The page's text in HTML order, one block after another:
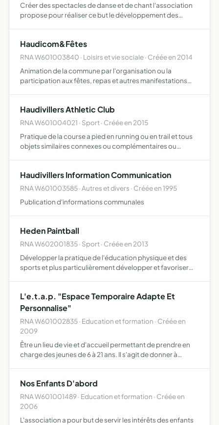
Créer des spectacles de danse et de chant l'association
propose pour réaliser ce but le développement des
place de…
Haudicom&Fêtes
RNA W601003840 · Loisirs et vie sociale · Créée en 2014
Animation de la commune par l'organisation ou la
participation aux fêtes, repas et autres manifestations
muni…
Haudivillers Athletic Club
RNA W601004021 · Sport · Créée en 2015
Pratique de la course a pied en running ou en trail et tous
objets similaires connexes ou complémentaires ou
Haudivillers Information Communication
RNA W601003585 · Autres et divers · Créée en 1995
Publication d'informations communales
Heden Paintball
RNA W602001835 · Sport · Créée en 2013
Développer la pratique de l'éducation physique et des
sports et plus particulièrement développer et favoriser
L'e.t.a.p. "Espace Temporaire Adapte Et
Personnalise"
RNA W601002835 · Education et formation · Créée en
2009
Être un lieu de vie et d'accueil permettant de prendre en
charge des jeunes de 6 à 21 ans. Il s'agit de donner à
Nos Enfants D'abord
RNA W601001489 · Education et formation · Créée en
2006
L'association a pour but de servir les intérêts des enfants